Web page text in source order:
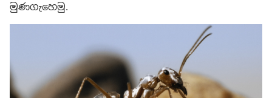
මුණගැහෙමු.